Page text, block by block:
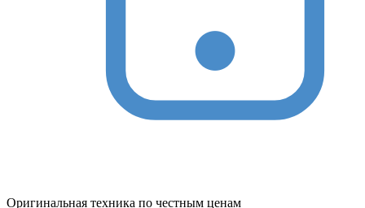
Оригинальная техника по честным ценам